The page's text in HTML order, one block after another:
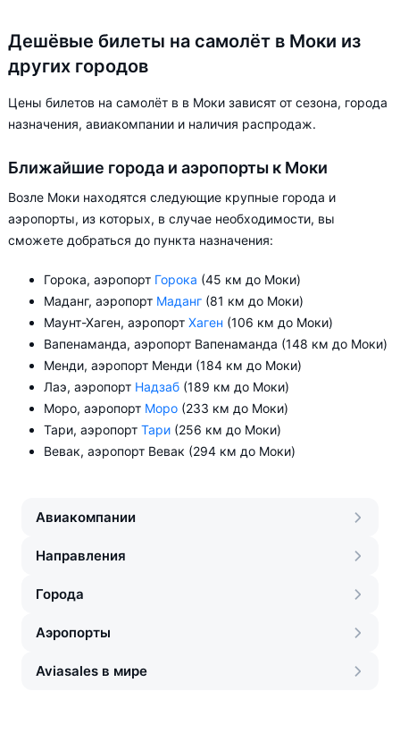
Дешёвые билеты на самолёт в Моки из
других городов
Цены билетов на самолёт в в Моки зависят от сезона, города
назначения, авиакомпании и наличия распродаж.
Ближайшие города и аэропорты к Моки
Возле Моки находятся следующие крупные города и
аэропорты, из которых, в случае необходимости, вы
сможете добраться до пункта назначения:
Горока, аэропорт Горока (45 км до Моки)
Маданг, аэропорт Маданг (81 км до Моки)
Маунт-Хаген, аэропорт Хаген (106 км до Моки)
Вапенаманда, аэропорт Вапенаманда (148 км до Моки)
Менди, аэропорт Менди (184 км до Моки)
Лаэ, аэропорт Надзаб (189 км до Моки)
Моро, аэропорт Моро (233 км до Моки)
Тари, аэропорт Тари (256 км до Моки)
Вевак, аэропорт Вевак (294 км до Моки)
Авиакомпании
Направления
Города
Аэропорты
Aviasales в мире